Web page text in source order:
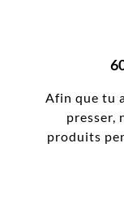
Afin que tu
presser,
produits